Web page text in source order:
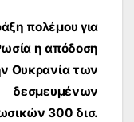
πολέμου για
η απόδοση
Ουκρανία των
δεσμευμένων
300 δισ.